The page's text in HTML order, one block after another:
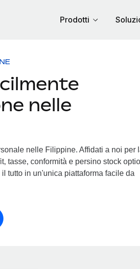
Prodotti
nelle
nelle Filippine. Affidati a noi per
tasse, conformità e persino stock
tutto in un'unica piattaforma facile da